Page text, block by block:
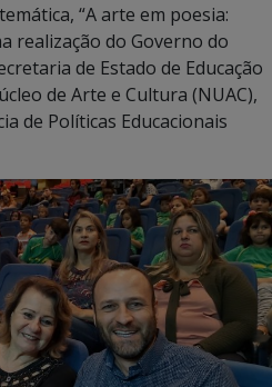
“A arte em poesia:
realização do Governo do
de Estado de Educação
de Arte e Cultura (NUAC),
de Políticas Educacionais